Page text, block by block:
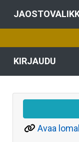
KIRJAUDU
Avaa